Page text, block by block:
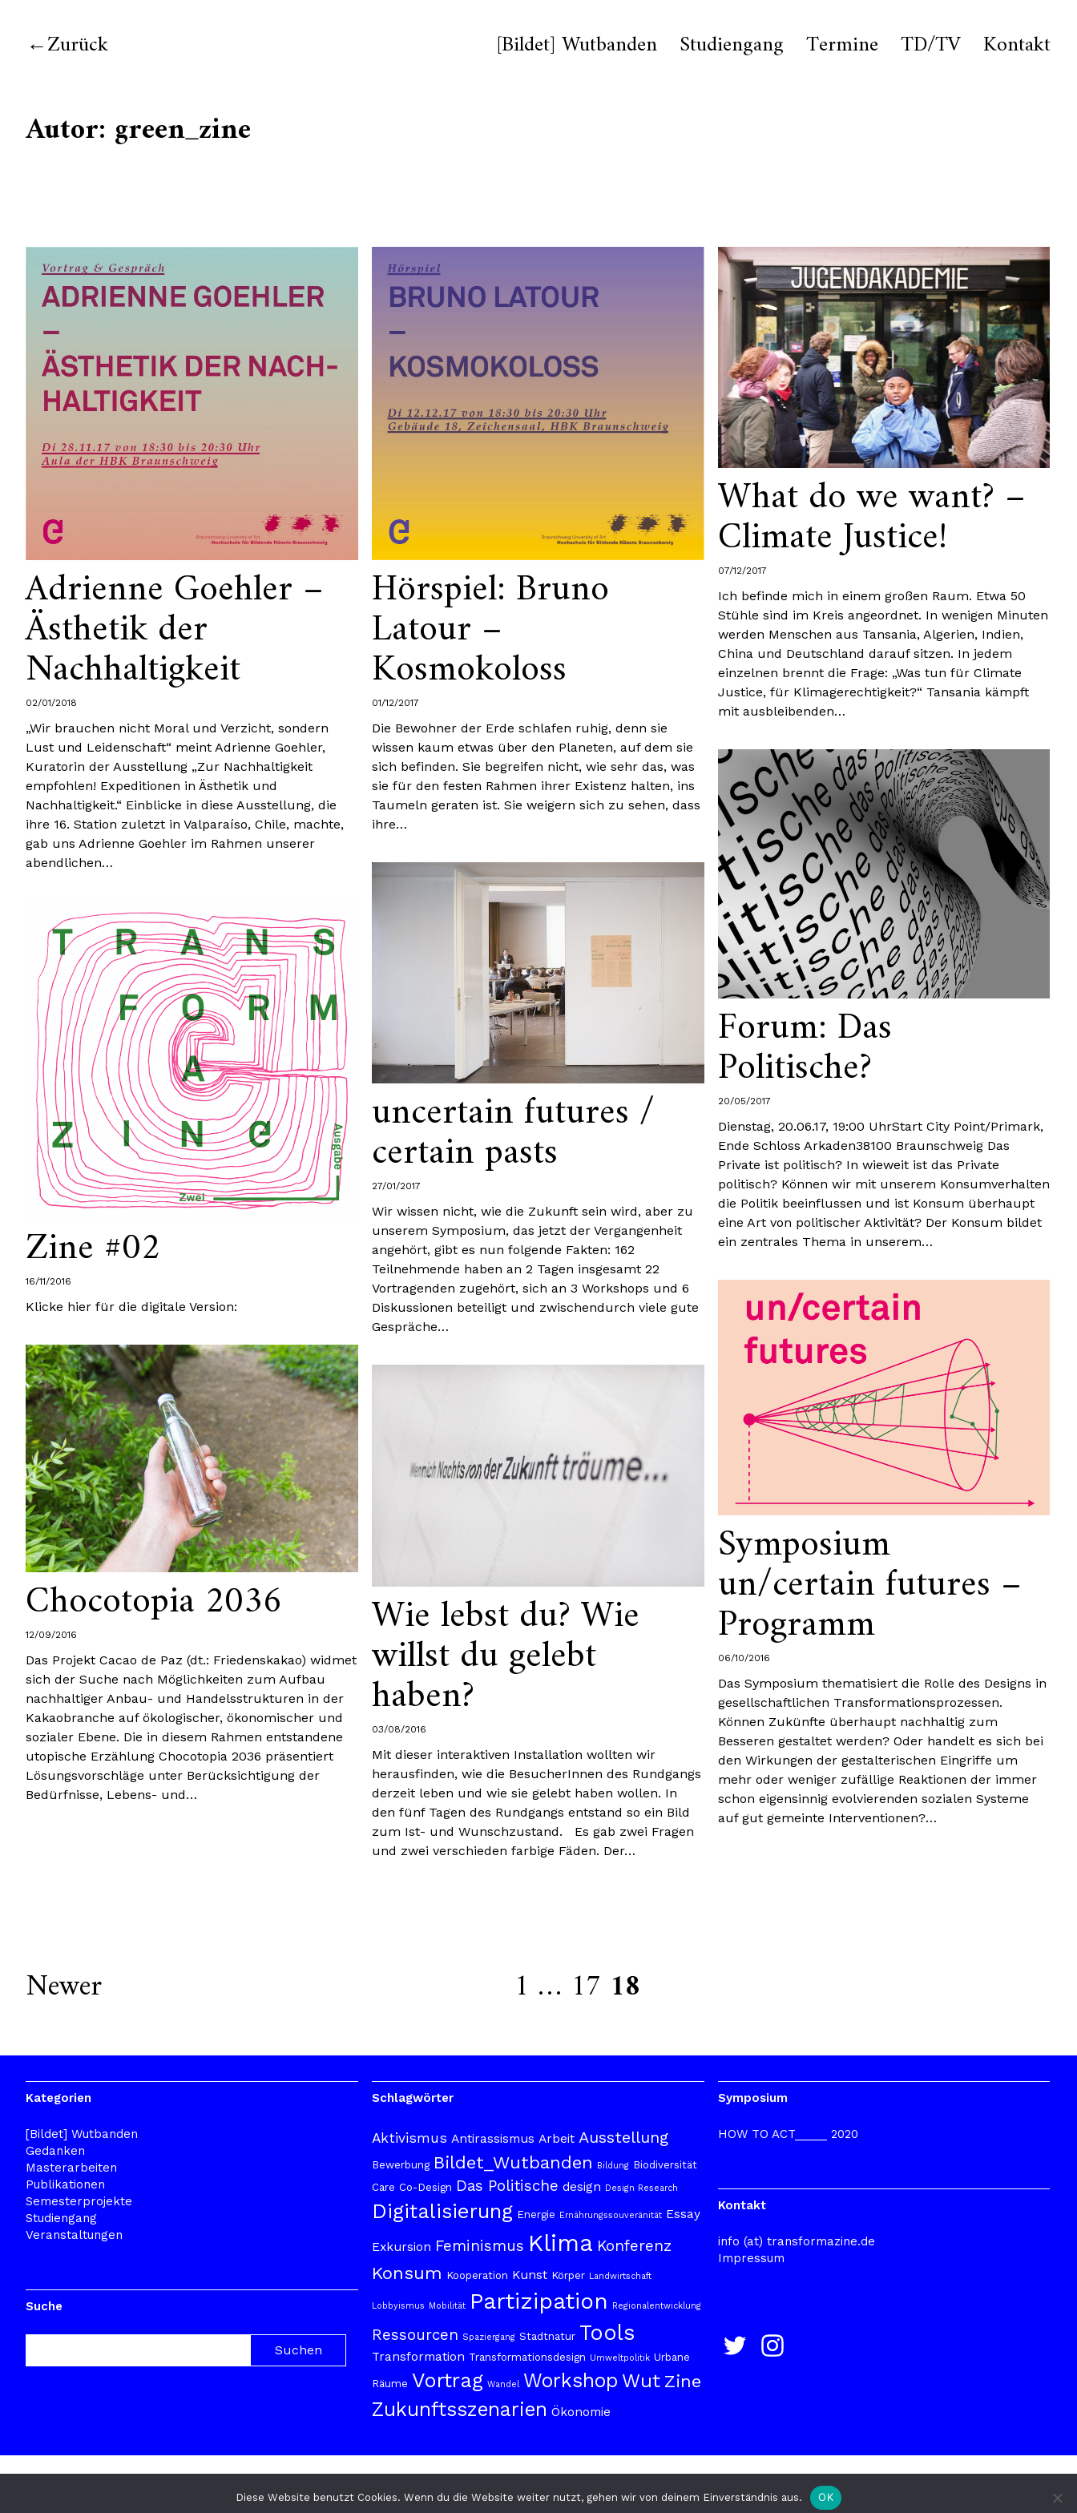
Zurück [Bildet] Wutbanden Studiengang Termine TD/TV Kontakt
Autor: green_zine
Adrienne Goehler –
Ästhetik der
Nachhaltigkeit
02/01/2018
„Wir brauchen nicht Moral und Verzicht, sondern
Lust und Leidenschaft“ meint Adrienne Goehler,
Kuratorin der Ausstellung „Zur Nachhaltigkeit
empfohlen! Expeditionen in Ästhetik und
Nachhaltigkeit.“ Einblicke in diese Ausstellung, die
ihre 16. Station zuletzt in Valparaíso, Chile, machte,
gab uns Adrienne Goehler im Rahmen unserer
abendlichen…
Hörspiel: Bruno
Latour –
Kosmokoloss
01/12/2017
Die Bewohner der Erde schlafen ruhig, denn sie
wissen kaum etwas über den Planeten, auf dem sie
sich befinden. Sie begreifen nicht, wie sehr das, was
sie für den festen Rahmen ihrer Existenz halten, ins
Taumeln geraten ist. Sie weigern sich zu sehen, dass
ihre…
What do we want? –
Climate Justice!
07/12/2017
Ich befinde mich in einem großen Raum. Etwa 50
Stühle sind im Kreis angeordnet. In wenigen Minuten
werden Menschen aus Tansania, Algerien, Indien,
China und Deutschland darauf sitzen. In jedem
einzelnen brennt die Frage: „Was tun für Climate
Justice, für Klimagerechtigkeit?“ Tansania kämpft
mit ausbleibenden…
Forum: Das
Politische?
20/05/2017
Dienstag, 20.06.17, 19:00 UhrStart City Point/Primark,
Ende Schloss Arkaden38100 Braunschweig Das
Private ist politisch? In wieweit ist das Private
politisch? Können wir mit unserem Konsumverhalten
die Politik beeinflussen und ist Konsum überhaupt
eine Art von politischer Aktivität? Der Konsum bildet
ein zentrales Thema in unserem…
uncertain futures /
certain pasts
27/01/2017
Wir wissen nicht, wie die Zukunft sein wird, aber zu
unserem Symposium, das jetzt der Vergangenheit
angehört, gibt es nun folgende Fakten: 162
Teilnehmende haben an 2 Tagen insgesamt 22
Vortragenden zugehört, sich an 3 Workshops und 6
Diskussionen beteiligt und zwischendurch viele gute
Gespräche…
Zine #02
16/11/2016
Klicke hier für die digitale Version:
Symposium
un/certain futures –
Programm
06/10/2016
Das Symposium thematisiert die Rolle des Designs in
gesellschaftlichen Transformationsprozessen.
Können Zukünfte überhaupt nachhaltig zum
Besseren gestaltet werden? Oder handelt es sich bei
den Wirkungen der gestalterischen Eingriffe um
mehr oder weniger zufällige Reaktionen der immer
schon eigensinnig evolvierenden sozialen Systeme
auf gut gemeinte Interventionen?…
Chocotopia 2036
12/09/2016
Das Projekt Cacao de Paz (dt.: Friedenskakao) widmet
sich der Suche nach Möglichkeiten zum Aufbau
nachhaltiger Anbau- und Handelsstrukturen in der
Kakaobranche auf ökologischer, ökonomischer und
sozialer Ebene. Die in diesem Rahmen entstandene
utopische Erzählung Chocotopia 2036 präsentiert
Lösungsvorschläge unter Berücksichtigung der
Bedürfnisse, Lebens- und…
Wie lebst du? Wie
willst du gelebt
haben?
03/08/2016
Mit dieser interaktiven Installation wollten wir
herausfinden, wie die BesucherInnen des Rundgangs
derzeit leben und wie sie gelebt haben wollen. In
den fünf Tagen des Rundgangs entstand so ein Bild
zum Ist- und Wunschzustand. Es gab zwei Fragen
und zwei verschieden farbige Fäden. Der…
Newer 1 … 17 18
Kategorien
[Bildet] Wutbanden
Gedanken
Masterarbeiten
Publikationen
Semesterprojekte
Studiengang
Veranstaltungen
Suche
Schlagwörter
Aktivismus Antirassismus Arbeit Ausstellung
Bewerbung Bildet_Wutbanden Bildung Biodiversität
Care Co-Design Das Politische design Design Research
Digitalisierung Energie Ernährungssouveränität Essay
Exkursion Feminismus Klima Konferenz
Konsum Kooperation Kunst Körper Landwirtschaft
Lobbyismus Mobilität Partizipation Regionalentwicklung
Ressourcen Spaziergang Stadtnatur Tools
Transformation Transformationsdesign Umweltpolitik Urbane
Räume Vortrag Wandel Workshop Wut Zine
Zukunftsszenarien Ökonomie
Symposium
HOW TO ACT_____ 2020
Kontakt
info (at) transformazine.de
Impressum
Datenschutz
Diese Website benutzt Cookies. Wenn du die Website weiter nutzt, gehen wir von deinem Einverständnis aus. OK